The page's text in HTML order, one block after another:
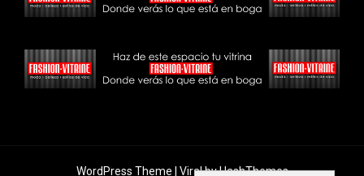
WordPress Theme | Viralby HashThemes